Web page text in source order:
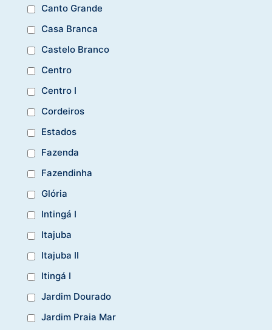
Canto Grande
Casa Branca
Castelo Branco
Centro
Centro I
Cordeiros
Estados
Fazenda
Fazendinha
Glória
Intingá I
Itajuba
Itajuba II
Itingá I
Jardim Dourado
Jardim Praia Mar